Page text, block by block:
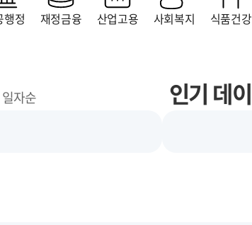
행정 재정금융 산업고용 사회복지 식품건강
자순 인기 데